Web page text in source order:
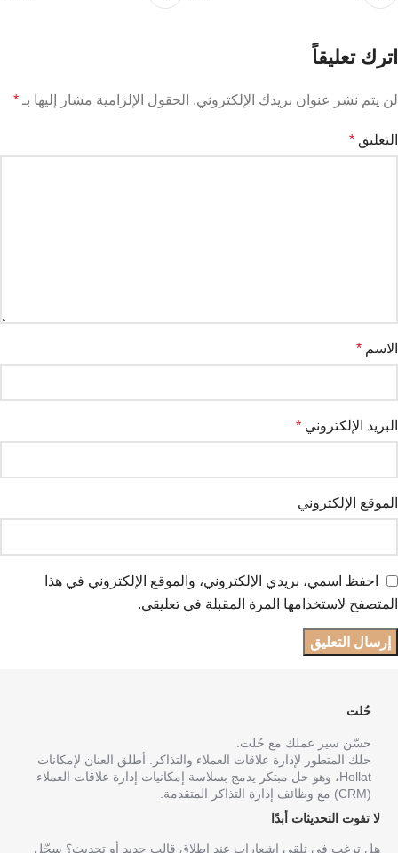
اترك تعليقاً
لن يتم نشر عنوان بريدك الإلكتروني. الحقول الإلزامية مشار إليها بـ *
التعليق *
الاسم *
البريد الإلكتروني *
الموقع الإلكتروني
احفظ اسمي، بريدي الإلكتروني، والموقع الإلكتروني في هذا
المتصفح لاستخدامها المرة المقبلة في تعليقي.
حُلت
حسّن سير عملك مع حُلت.
حلك المتطور لإدارة علاقات العملاء والتذاكر. أطلق العنان لإمكانات
Hollat، وهو حل مبتكر يدمج بسلاسة إمكانيات إدارة علاقات العملاء
(CRM) مع وظائف إدارة التذاكر المتقدمة.
هل ترغب في تلقي إشعارات عند إطلاق قالب جديد أو تحديث؟ سجّل
لا تفوت التحديثات أبدًا